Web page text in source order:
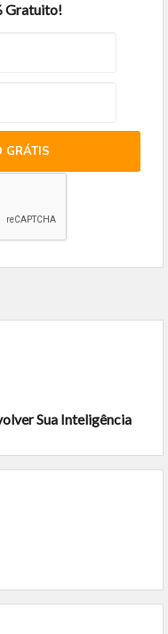
Gratuito!
GRÁTIS
Sua Inteligência